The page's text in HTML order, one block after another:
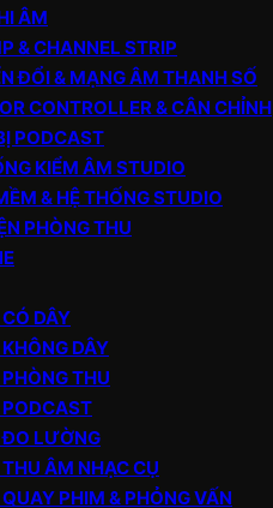
ÂM
& CHANNEL STRIP
ĐỔI & MẠNG ÂM THANH SỐ
CONTROLLER & CÂN CHỈNH
PODCAST
KIỂM ÂM STUDIO
& HỆ THỐNG STUDIO
PHÒNG THU
DÂY
DÂY
THU
ĐO LƯỜNG
ÂM NHẠC CỤ
PHIM & PHỎNG VẤN